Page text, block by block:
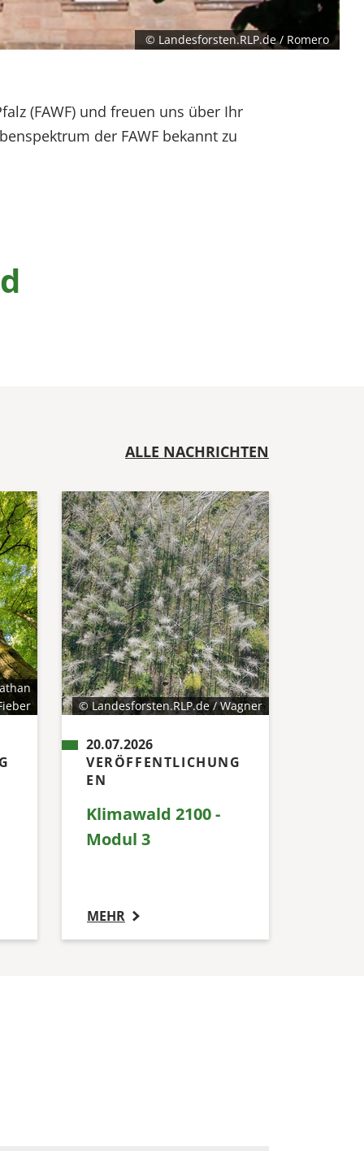
© Landesforsten.RLP.de / Romero
(FAWF) und freuen uns über Ihr
der FAWF bekannt zu
ALLE NACHRICHTEN
© Landesforsten.RLP.de / Wagner
20.07.2026
VERÖFFENTLICHUNG
EN
Klimawald 2100 -
Modul 3
MEHR